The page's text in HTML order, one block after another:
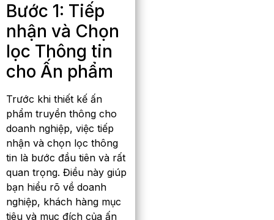
Bước 1: Tiếp
nhận và Chọn
lọc Thông tin
cho Ấn phẩm
Trước khi thiết kế ấn
phẩm truyền thông cho
doanh nghiệp, việc tiếp
nhận và chọn lọc thông
tin là bước đầu tiên và rất
quan trọng. Điều này giúp
bạn hiểu rõ về doanh
nghiệp, khách hàng mục
tiêu và mục đích của ấn